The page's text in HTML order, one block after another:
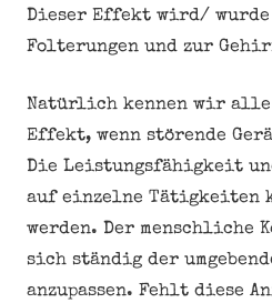
Dieser Effekt wird/ wurde
Folterungen und zur
Natürlich kennen wir alle
Effekt, wenn störende
Die Leistungsfähigkeit
auf einzelne Tätigkeiten
werden. Der menschliche
sich ständig der
anzupassen. Fehlt diese